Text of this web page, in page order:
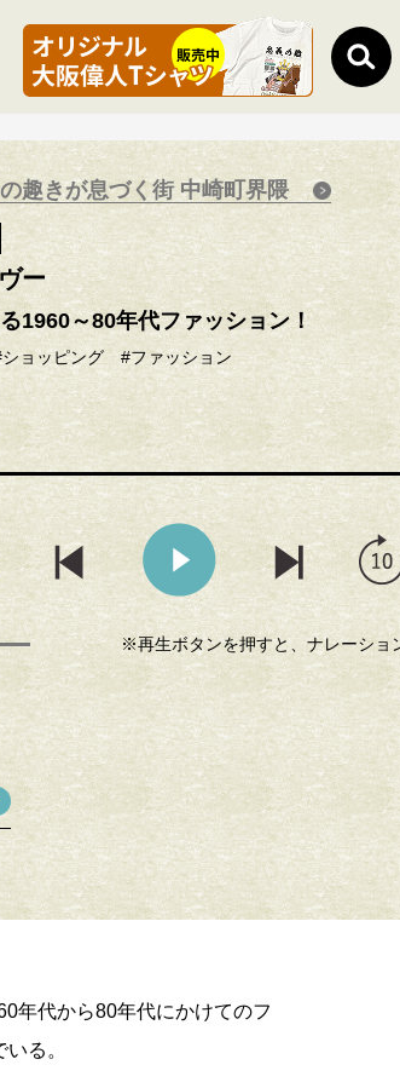
いるだけで元気になる。
趣きが息づく街 中崎町界隈
ー
1960～80年代ファッション！
ョッピング #ファッション
※再生ボタンを押すと、ナレーショ
年代から80年代にかけてのフ
る。